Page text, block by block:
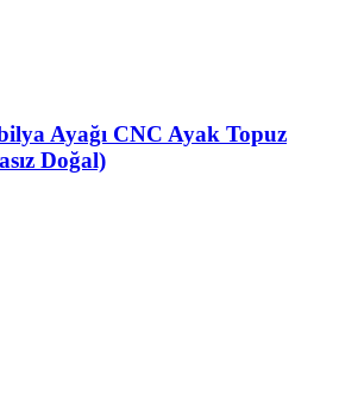
Ayağı CNC Ayak Topuz
Doğal)